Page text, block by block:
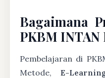
Bagaimana
PKBM
Pembelajaran di
Metode,E-